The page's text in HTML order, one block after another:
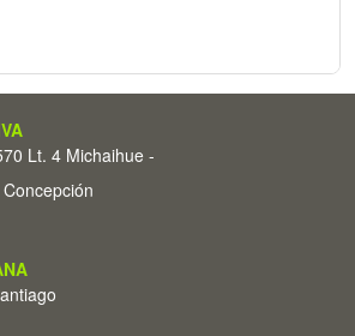
Lt. 4 Michaihue -